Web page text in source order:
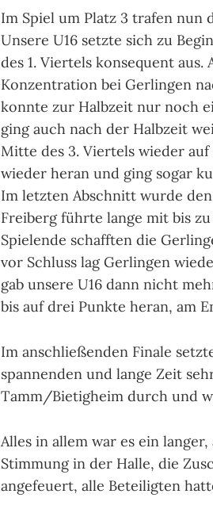
Im Spiel um Platz 3 trafen nun
Unsere U16 setzte sich zu
des 1. Viertels konsequent
Konzentration bei Gerlingen
konnte zur Halbzeit nur noch
ging auch nach der Halbzeit
Mitte des 3. Viertels wieder
wieder heran und ging sogar
Im letzten Abschnitt wurde
Freiberg führte lange mit bis
Spielende schafften die
vor Schluss lag Gerlingen
gab unsere U16 dann nicht
bis auf drei Punkte heran, am
Im anschließenden Finale
spannenden und lange Zeit
Tamm/Bietigheim durch und
Alles in allem war es ein
Stimmung in der Halle, die
angefeuert, alle Beteiligten